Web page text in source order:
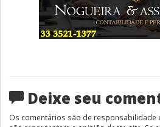
Deixe seu
Os comentários são de responsabilidade